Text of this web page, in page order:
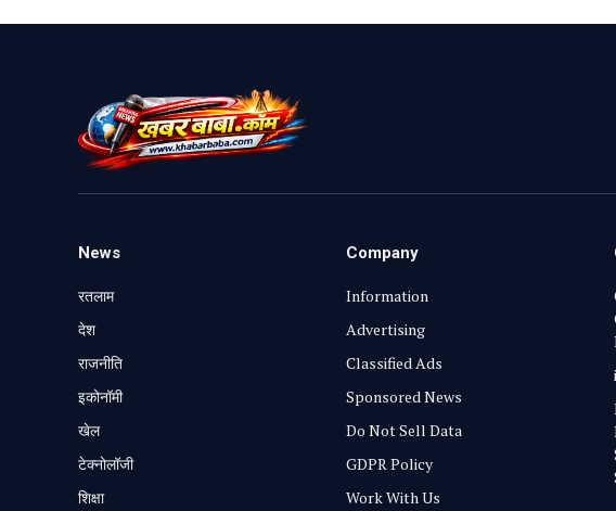
News
रतलाम
⁠देश
राजनीति
⁠इकोनॉमी
खेल
टेक्नोलॉजी
शिक्षा
Company
Information
Advertising
Classified Ads
Sponsored News
Do Not Sell Data
GDPR Policy
Work With Us